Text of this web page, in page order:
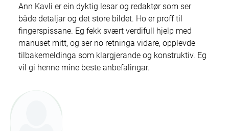
Ann Kavli er ein dyktig lesar og redaktør som ser
både detaljar og det store bildet. Ho er proff til
fingerspissane. Eg fekk svært verdifull hjelp med
manuset mitt, og ser no retninga vidare, opplevde
tilbakemeldinga som klargjerande og konstruktiv. Eg
vil gi henne mine beste anbefalingar.